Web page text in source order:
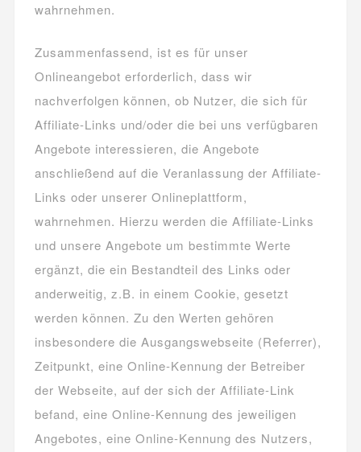
wahrnehmen.
Zusammenfassend, ist es für unser
Onlineangebot erforderlich, dass wir
nachverfolgen können, ob Nutzer, die sich für
Affiliate-Links und/oder die bei uns verfügbaren
Angebote interessieren, die Angebote
anschließend auf die Veranlassung der Affiliate-
Links oder unserer Onlineplattform,
wahrnehmen. Hierzu werden die Affiliate-Links
und unsere Angebote um bestimmte Werte
ergänzt, die ein Bestandteil des Links oder
anderweitig, z.B. in einem Cookie, gesetzt
werden können. Zu den Werten gehören
insbesondere die Ausgangswebseite (Referrer),
Zeitpunkt, eine Online-Kennung der Betreiber
der Webseite, auf der sich der Affiliate-Link
befand, eine Online-Kennung des jeweiligen
Angebotes, eine Online-Kennung des Nutzers,